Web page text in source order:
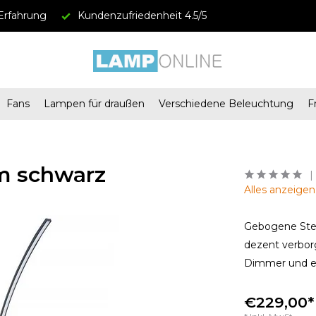
Kundenzufriedenheit 4.5/5
Fans Lampen für draußen Verschiedene Beleuchtung
schwarz
Alles
Gebogene
dezent
Dimmer und
€229,00*